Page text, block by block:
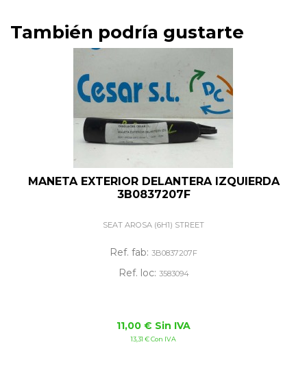
También podría gustarte
MANETA EXTERIOR DELANTERA IZQUIERDA
3B0837207F
SEAT AROSA (6H1) STREET
Ref. fab: 3B0837207F
Ref. loc: 3583094
11,00 € Sin IVA
13,31 € Con IVA